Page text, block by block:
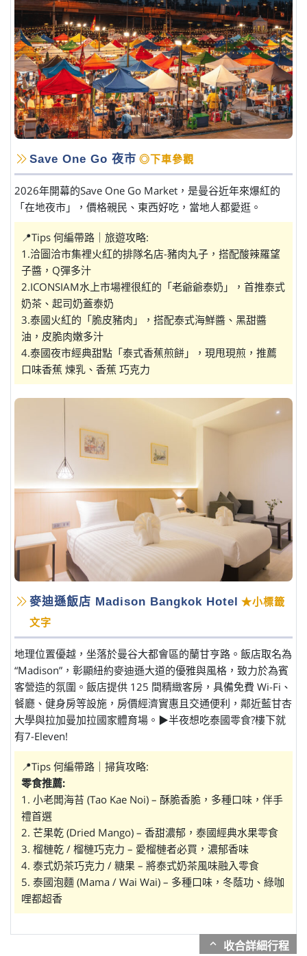
Save One Go 夜市 ◎下車參觀
2026年開幕的Save One Go Market，是曼谷近年來爆紅的
「在地夜市」，價格親民、東西好吃，當地人都愛逛。
📍Tips 何編帶路｜旅遊攻略:
1.洽圖洽市集裡火紅的排隊名店-豬肉丸子，搭配酸辣羅望
子醬，Q彈多汁
2.ICONSIAM水上市場裡很紅的「老爺爺泰奶」，首推泰式
奶茶、起司奶蓋泰奶
3.泰國火紅的「脆皮豬肉」，搭配泰式海鮮醬、黑甜醬
油，皮脆肉嫩多汁
4.泰國夜市經典甜點「泰式香蕉煎餅」，現甩現煎，推薦
口味香蕉 煉乳、香蕉 巧克力
麥迪遜飯店 Madison Bangkok Hotel ★小標籤
文字
地理位置優越，坐落於曼谷大都會區的蘭甘亨路。飯店取名為
“Madison”，彰顯紐約麥迪遜大道的優雅與風格，致力於為賓
客營造的氛圍。飯店提供 125 間精緻客房，具備免費 Wi-Fi、
餐廳、健身房等設施，房價經濟實惠且交通便利，鄰近藍甘杏
大學與拉加曼加拉國家體育場。▶︎半夜想吃泰國零食?樓下就
有7-Eleven!
📍Tips 何編帶路｜掃貨攻略:
零食推薦:
1. 小老闆海苔 (Tao Kae Noi) – 酥脆香脆，多種口味，伴手
禮首選
2. 芒果乾 (Dried Mango) – 香甜濃郁，泰國經典水果零食
3. 榴槤乾 / 榴槤巧克力 – 愛榴槤者必買，濃郁香味
4. 泰式奶茶巧克力 / 糖果 – 將泰式奶茶風味融入零食
5. 泰國泡麵 (Mama / Wai Wai) – 多種口味，冬蔭功、綠咖
哩都超香
expand_more